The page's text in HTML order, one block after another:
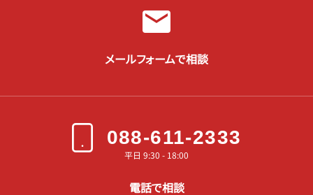
メールフォームで相談
088-611-2333
平日 9:30 - 18:00
電話で相談